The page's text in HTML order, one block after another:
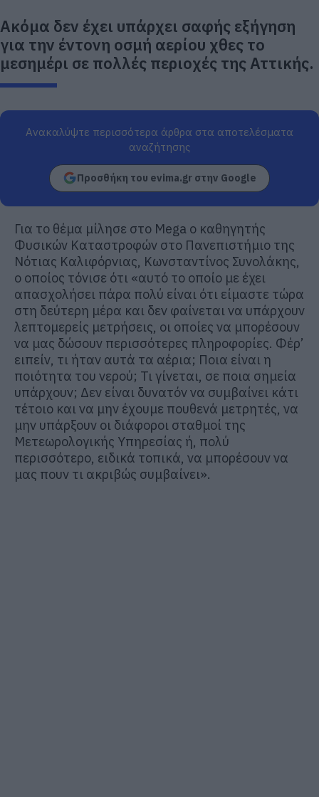
Ακόμα δεν έχει υπάρχει σαφής εξήγηση
για την έντονη οσμή αερίου χθες το
μεσημέρι σε πολλές περιοχές της Αττικής.
Ανακαλύψτε περισσότερα άρθρα στα αποτελέσματα
αναζήτησης
Προσθήκη του evima.gr στην Google
Για το θέμα μίλησε στο Mega ο καθηγητής
Φυσικών Καταστροφών στο Πανεπιστήμιο της
Νότιας Καλιφόρνιας, Κωνσταντίνος Συνολάκης,
ο οποίος τόνισε ότι «αυτό το οποίο με έχει
απασχολήσει πάρα πολύ είναι ότι είμαστε τώρα
στη δεύτερη μέρα και δεν φαίνεται να υπάρχουν
λεπτομερείς μετρήσεις, οι οποίες να μπορέσουν
να μας δώσουν περισσότερες πληροφορίες. Φέρ’
ειπείν, τι ήταν αυτά τα αέρια; Ποια είναι η
ποιότητα του νερού; Τι γίνεται, σε ποια σημεία
υπάρχουν; Δεν είναι δυνατόν να συμβαίνει κάτι
τέτοιο και να μην έχουμε πουθενά μετρητές, να
μην υπάρξουν οι διάφοροι σταθμοί της
Μετεωρολογικής Υπηρεσίας ή, πολύ
περισσότερο, ειδικά τοπικά, να μπορέσουν να
μας πουν τι ακριβώς συμβαίνει».